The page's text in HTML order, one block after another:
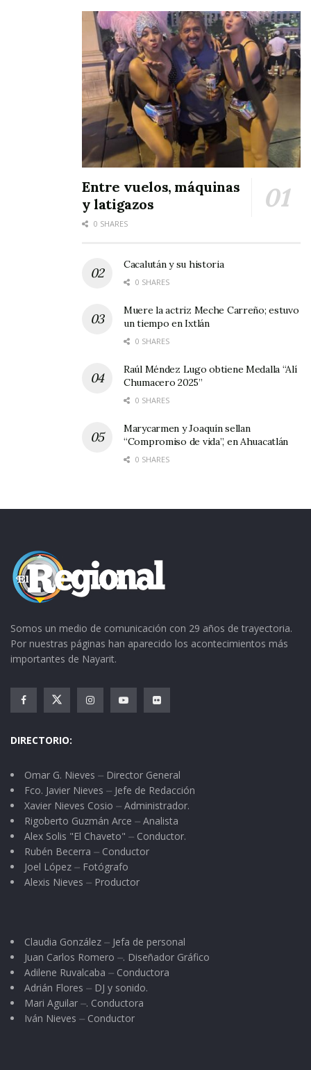
Entre vuelos, máquinas
y latigazos
0 SHARES
Cacalután y su historia
0 SHARES
Muere la actriz Meche Carreño; estuvo
un tiempo en Ixtlán
0 SHARES
Raúl Méndez Lugo obtiene Medalla “Alí
Chumacero 2025”
0 SHARES
Marycarmen y Joaquín sellan
“Compromiso de vida”, en Ahuacatlán
0 SHARES
Somos un medio de comunicación con 29 años de trayectoria.
Por nuestras páginas han aparecido los acontecimientos más
importantes de Nayarit.
DIRECTORIO:
Omar G. Nieves ⏤ Director General
Fco. Javier Nieves ⏤ Jefe de Redacción
Xavier Nieves Cosio ⏤ Administrador.
Rigoberto Guzmán Arce ⏤ Analista
Alex Solis "El Chaveto" ⏤ Conductor.
Rubén Becerra ⏤ Conductor
Joel López ⏤ Fotógrafo
Alexis Nieves ⏤ Productor
Claudia González ⏤ Jefa de personal
Juan Carlos Romero ⏤. Diseñador Gráfico
Adilene Ruvalcaba ⏤ Conductora
Adrián Flores ⏤ DJ y sonido.
Mari Aguilar ⏤. Conductora
Iván Nieves ⏤ Conductor